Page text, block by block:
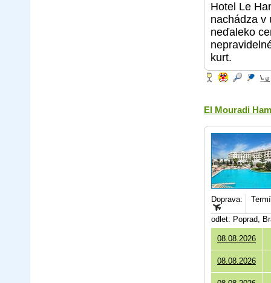
Hotel Le
nachádza v
neďaleko
kurt.
El Mouradi
Doprava:
odlet: Poprad,
08.08.2026
08.08.2026